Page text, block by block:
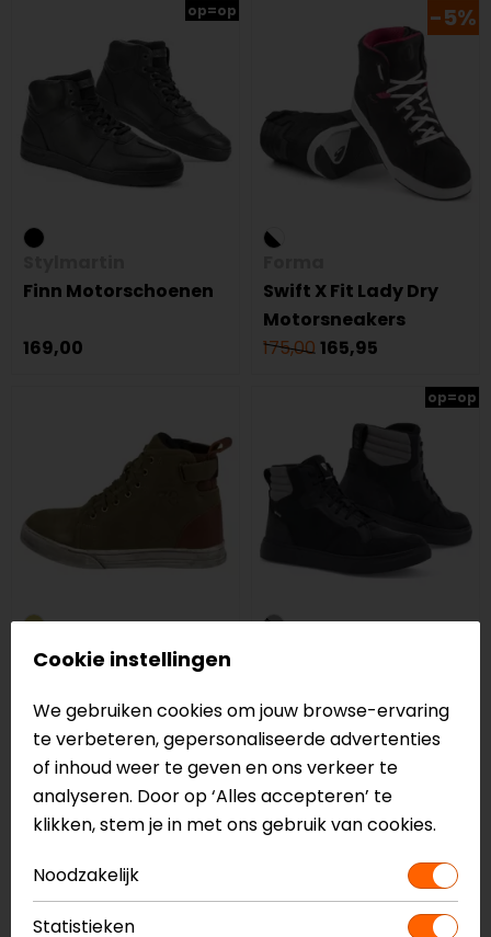
op=op
Finn Motorschoenen
169,00
-5%
Swift X Fit Lady Dry
Motorsneakers
175,00165,95
Segura
79,00
op=op
Motorsneakers
189,99
op=op
Cookie instellingen
We gebruiken cookies om jouw browse-ervaring
te verbeteren, gepersonaliseerde advertenties
of inhoud weer te geven en ons verkeer te
analyseren. Door op ‘Alles accepteren’ te
klikken, stem je in met ons gebruik van cookies.
Noodzakelijk
Statistieken